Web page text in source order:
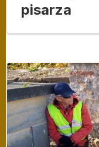
pisarza